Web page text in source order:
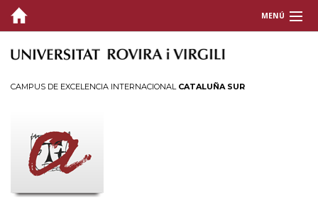
MENÚ
PORTADA
FINANCIACIÓN
EXPERIENCIA
CAMPUS DE EXCELENCIA INTERNACIONAL CATALUÑA SUR